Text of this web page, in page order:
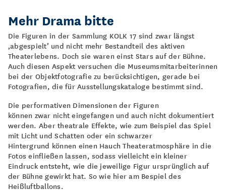
Mehr Drama bitte
Die Figuren in der Sammlung KOLK 17 sind zwar längst
‚abgespielt’ und nicht mehr Bestandteil des aktiven
Theaterlebens. Doch sie waren einst Stars auf der Bühne.
Auch diesen Aspekt versuchen die Museumsmitarbeiterinnen
bei der Objektfotografie zu berücksichtigen, gerade bei
Fotografien, die für Ausstellungskataloge bestimmt sind.
Die performativen Dimensionen der Figuren
können zwar nicht eingefangen und auch nicht dokumentiert
werden. Aber theatrale Effekte, wie zum Beispiel das Spiel
mit Licht und Schatten oder ein schwarzer
Hintergrund können einen Hauch Theateratmosphäre in die
Fotos einfließen lassen, sodass vielleicht ein kleiner
Eindruck entsteht, wie die jeweilige Figur ursprünglich auf
der Bühne gewirkt hat. So wie hier am Bespiel des
Heißluftballons.